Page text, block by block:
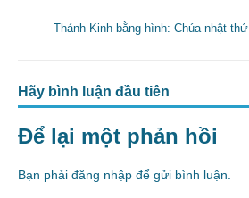
k
Thánh Kinh bằng hình: Chúa nhật
Hãy bình luận đầu tiên
Để lại một phản hồi
Bạn phải đăng nhập để gửi bình luận.